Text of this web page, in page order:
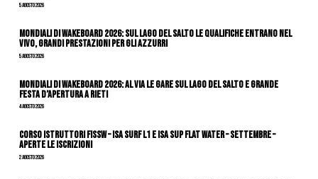
5 Agosto 2026
Mondiali di Wakeboard 2026: sul Lago del Salto le qualifiche entrano nel
vivo, grandi prestazioni per gli azzurri
5 Agosto 2026
Mondiali di Wakeboard 2026: al via le gare sul Lago del Salto e grande
festa d’apertura a Rieti
4 Agosto 2026
CORSO ISTRUTTORI FISSW – ISA SURF L1 e ISA SUP Flat Water – SETTEMBRE –
APERTE LE ISCRIZIONI
2 Agosto 2026